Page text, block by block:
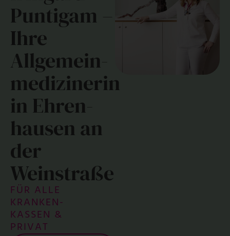
Puntigam –
Ihre
Allgemein­
medizinerin
in Ehren­
hausen an
der
Weinstraße
FÜR ALLE
KRANKEN­
KASSEN &
PRIVAT